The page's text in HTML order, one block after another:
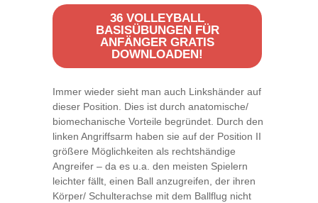
36 VOLLEYBALL
BASISÜBUNGEN FÜR
ANFÄNGER GRATIS
DOWNLOADEN!
Immer wieder sieht man auch Linkshänder auf
dieser Position. Dies ist durch anatomische/
biomechanische Vorteile begründet. Durch den
linken Angriffsarm haben sie auf der Position II
größere Möglichkeiten als rechtshändige
Angreifer – da es u.a. den meisten Spielern
leichter fällt, einen Ball anzugreifen, der ihren
Körper/ Schulterachse mit dem Ballflug nicht